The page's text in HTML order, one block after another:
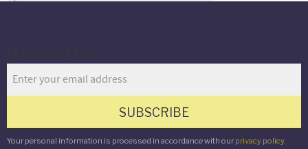
SUBSCRIBE
Your personal information is processed in accordance with our privacy policy.